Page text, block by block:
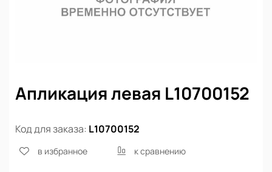
Апликация левая L10700152
Код для заказа: L10700152
в избранное к сравнению